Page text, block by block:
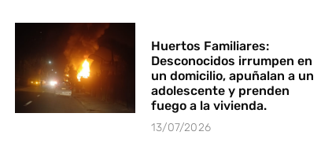
Huertos Familiares:
Desconocidos irrumpen en
un domicilio, apuñalan a un
adolescente y prenden
fuego a la vivienda.
13/07/2026